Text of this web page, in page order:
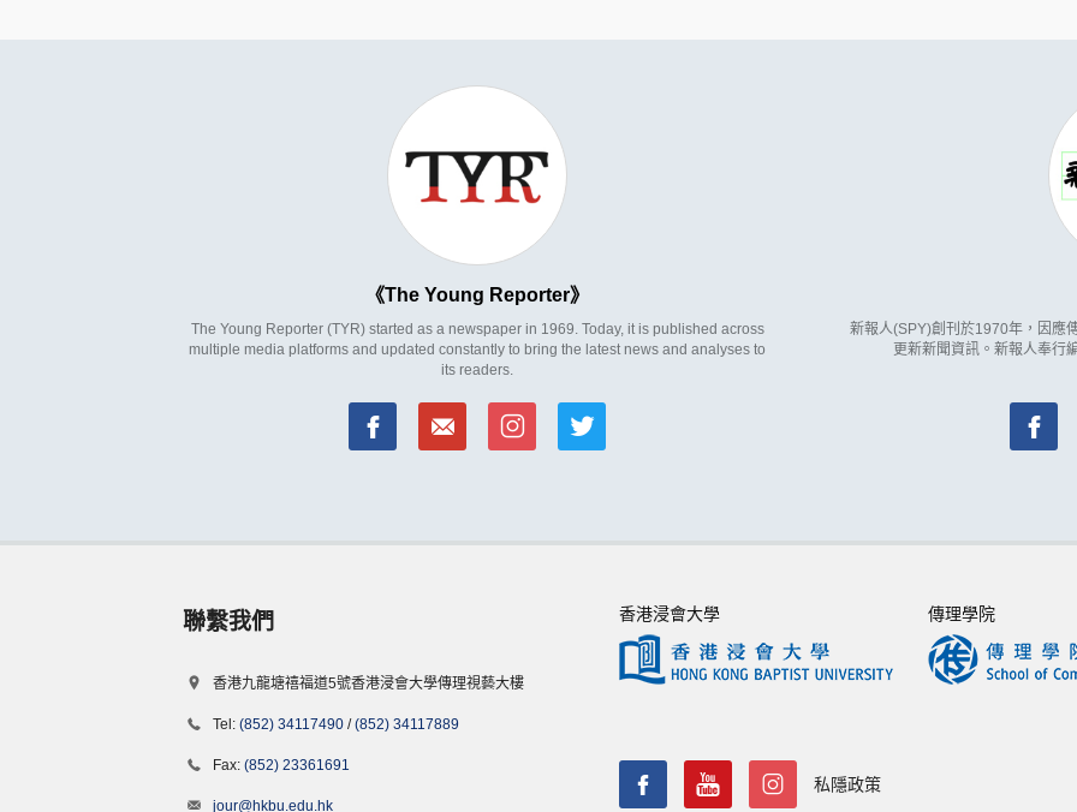
The Young Reporter
The Young Reporter (TYR) started as a newspaper in 1969. Today, it is published across
multiple media platforms and updated constantly to bring the latest news and analyses to
its readers.
新報人(SPY)創刊於1970年，因應
更新新聞資訊。新報人奉行
聯繫我們
香港九龍塘禧福道5號香港浸會大學傳理視藝大樓
Tel: (852) 34117490 /(852) 34117889
Fax: (852) 23361691
jour@hkbu.edu.hk
香港浸會大學 傳理學院
私隱政策